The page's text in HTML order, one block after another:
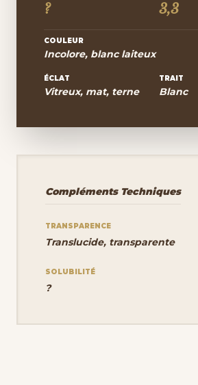
? 3,3
COULEUR
Incolore, blanc laiteux
ÉCLAT
Vitreux, mat, terne
TRAIT
Blanc
Compléments Techniques
TRANSPARENCE
Translucide, transparente
SOLUBILITÉ
?